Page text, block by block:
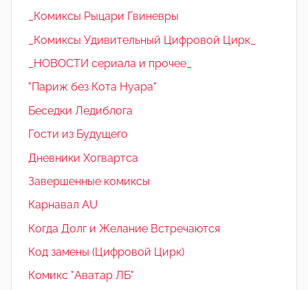
_Комиксы Рыцари Гвиневры
_Комиксы Удивительный Цифровой Цирк_
_НОВОСТИ сериала и прочее_
"Париж без Кота Нуара"
Беседки Ледиблога
Гости из Будущего
Дневники Хогвартса
Завершенные комиксы
Карнавал AU
Когда Долг и Желание Встречаются
Код замены (Цифровой Цирк)
Комикс "Аватар ЛБ"